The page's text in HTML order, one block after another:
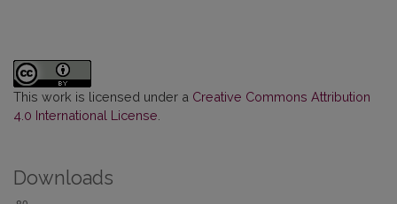
This work is licensed under a Creative Commons Attribution
4.0 International License
Downloads